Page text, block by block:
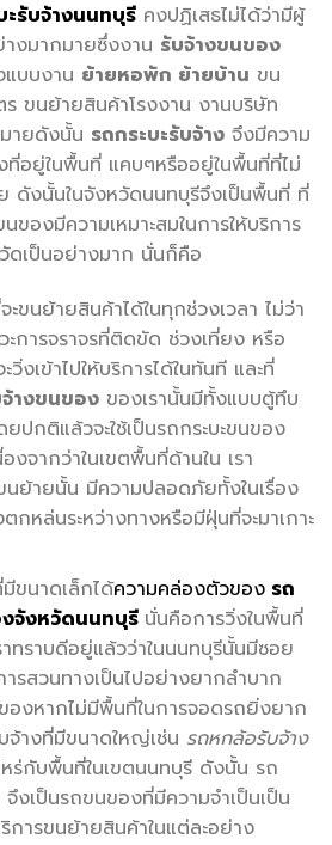
ะรับจ้างนนทบุรี คงปฏิเสธไม่ได้ว่ามีผู้
งมากมายซึ่งงาน รับจ้างขนของ
แบบงาน ย้ายหอพัก ย้ายบ้าน ขน
ขนย้ายสินค้าโรงงาน งานบริษัท
ายดังนั้น รถกระบะรับจ้าง จึงมีความ
ที่อยู่ในพื้นที่ แคบๆหรืออยู่ในพื้นที่ที่ไม่
ดังนั้นในจังหวัดนนทบุรีจึงเป็นพื้นที่ ที่
นของมีความเหมาะสมในการให้บริการ
ดเป็นอย่างมาก นั่นก็คือ
ะขนย้ายสินค้าได้ในทุกช่วงเวลา ไม่ว่า
วะการจราจรที่ติดขัด ช่วงเที่ยง หรือ
งเข้าไปให้บริการได้ในทันที และที่
างขนของของเรานั้นมีทั้งแบบตู้ทึบ
ปกติแล้วจะใช้เป็นรถกระบะขนของ
งจากว่าในเขตพื้นที่ด้านใน เรา
นย้ายนั้น มีความปลอดภัยทั้งในเรื่อง
กหล่นระหว่างทางหรือมีฝุ่นที่จะมาเกาะ
ขนาดเล็กได้ความคล่องตัวของรถ
จังหวัดนนทบุรี นั่นคือการวิ่งในพื้นที่
ทราบดีอยู่แล้วว่าในนนทบุรีนั้นมีซอย
รสวนทางเป็นไปอย่างยากลำบาก
องหากไม่มีพื้นที่ในการจอดรถยิ่งยาก
จ้างที่มีขนาดใหญ่เช่น รถหกล้อรับจ้าง
ไหร่กับพื้นที่ในเขตนนทบุรี ดังนั้น รถ
งเป็นรถขนของที่มีความจำเป็นเป็น
การขนย้ายสินค้าในแต่ละอย่าง